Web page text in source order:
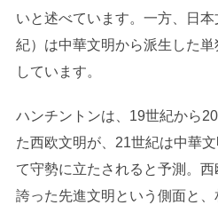
いと述べています。一方、日
紀）は中華文明から派生した
しています。
ハンチントンは、19世紀から
た西欧文明が、21世紀は中華
て守勢に立たされると予測。
誇った先進文明という側面と